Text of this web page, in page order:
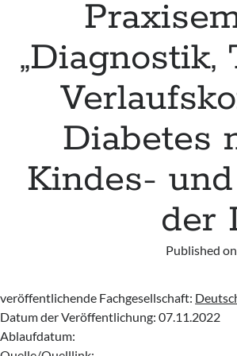
Diabetes
Kindes-
der
Published on
veröffentlichende Fachgesellschaft:
Datum der Veröffentlichung: 07.11.2022
Ablaufdatum: